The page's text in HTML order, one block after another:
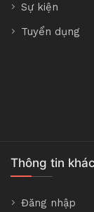
Sự kiện
Tuyển dụng
Thông tin khác
Đăng nhập